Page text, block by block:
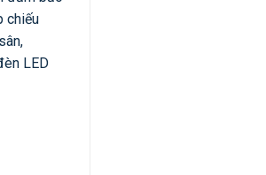
chiếu
LED